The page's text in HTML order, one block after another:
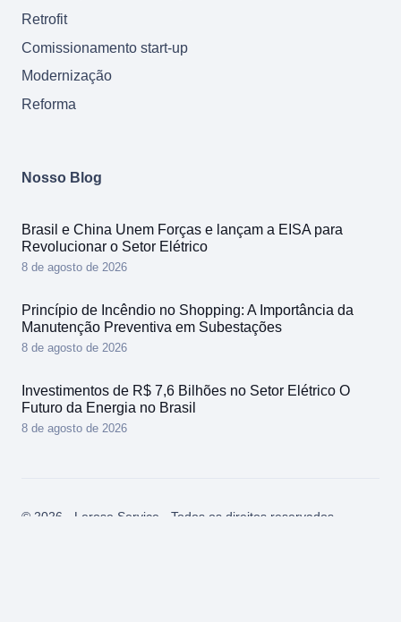
Retrofit
Comissionamento start-up
Modernização
Reforma
Nosso Blog
Brasil e China Unem Forças e lançam a EISA para
Revolucionar o Setor Elétrico
8 de agosto de 2026
Princípio de Incêndio no Shopping: A Importância da
Manutenção Preventiva em Subestações
8 de agosto de 2026
Investimentos de R$ 7,6 Bilhões no Setor Elétrico O
Futuro da Energia no Brasil
8 de agosto de 2026
© 2026 - Lerose Service - Todos os direitos reservados